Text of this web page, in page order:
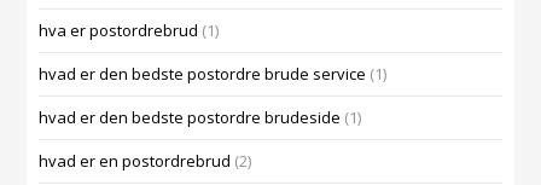
hva er postordrebrud (1)
hvad er den bedste postordre brude service (1)
hvad er den bedste postordre brudeside (1)
hvad er en postordrebrud (2)